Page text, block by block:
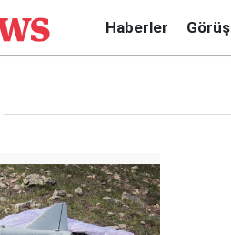
Haberler Görüş